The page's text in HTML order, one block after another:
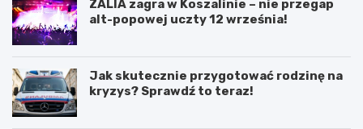
ZALIA zagra w Koszalinie – nie przegap
alt-popowej uczty 12 września!
Jak skutecznie przygotować rodzinę na
kryzys? Sprawdź to teraz!